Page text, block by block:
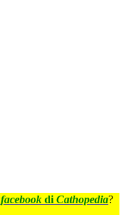
facebook di Cathopedia?